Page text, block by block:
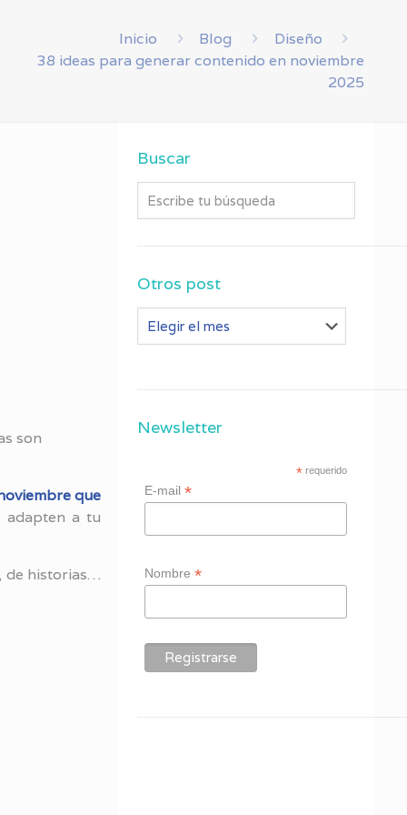
Inicio Blog
Diseño
38 ideas para generar contenido en noviembre
2025
son
que
adapten a tu
de historias…
Buscar
Otros post
Otros
Newsletter
*requerido
E-mail *
Nombre *